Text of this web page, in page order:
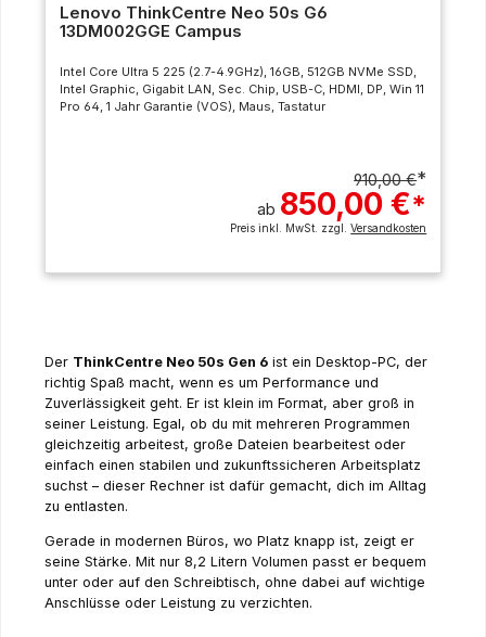
Lenovo ThinkCentre Neo 50s G6
13DM002GGE Campus
Intel Core Ultra 5 225 (2.7-4.9GHz), 16GB, 512GB NVMe SSD,
Intel Graphic, Gigabit LAN, Sec. Chip, USB-C, HDMI, DP, Win 11
Pro 64, 1 Jahr Garantie (VOS), Maus, Tastatur
910,00 €*
ab 850,00 €*
Preis inkl. MwSt. zzgl.Versandkosten
Der ThinkCentre Neo 50s Gen 6 ist ein Desktop-PC, der
richtig Spaß macht, wenn es um Performance und
Zuverlässigkeit geht. Er ist klein im Format, aber groß in
seiner Leistung. Egal, ob du mit mehreren Programmen
gleichzeitig arbeitest, große Dateien bearbeitest oder
einfach einen stabilen und zukunftssicheren Arbeitsplatz
suchst – dieser Rechner ist dafür gemacht, dich im Alltag
zu entlasten.
Gerade in modernen Büros, wo Platz knapp ist, zeigt er
seine Stärke. Mit nur 8,2 Litern Volumen passt er bequem
unter oder auf den Schreibtisch, ohne dabei auf wichtige
Anschlüsse oder Leistung zu verzichten.